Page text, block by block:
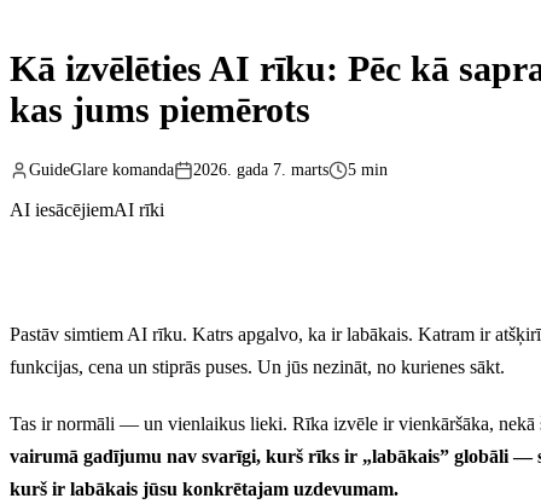
Kā izvēlēties AI rīku: Pēc kā
kas jums piemērots
GuideGlare komanda 2026. gada 7. marts 5 min
AI iesācējiemAI rīki
Pastāv simtiem AI rīku. Katrs apgalvo, ka ir labākais. Katram ir
funkcijas, cena un stiprās puses. Un jūs nezināt, no kurienes sākt.
Tas ir normāli — un vienlaikus lieki. Rīka izvēle ir vienkāršāka,
vairumā gadījumu nav svarīgi, kurš rīks ir „labākais” globāli —
kurš ir labākais jūsu konkrētajam uzdevumam.